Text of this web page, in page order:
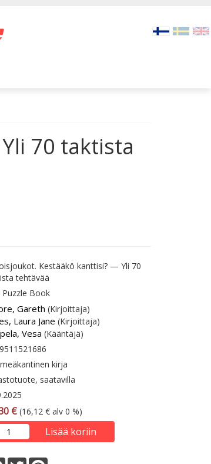
70 taktista
Kestääkö kanttisi? — Yli 70
tehtävää
Puzzle Book
Gareth (Kirjoittaja)
Laura Jane (Kirjoittaja)
Vesa (Kääntäjä)
kirja
saatavilla
€ (16,12 € alv 0 %)
Lisää koriin